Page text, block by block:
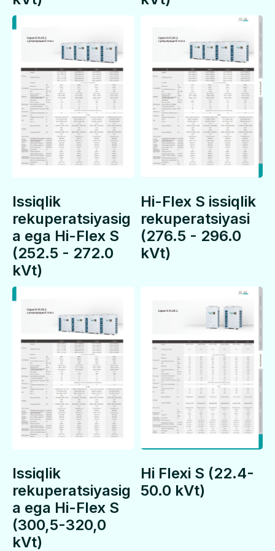
Issiqlik
rekuperatsiyasig
a ega Hi-Flex S
(252.5 - 272.0
kVt)
Hi-Flex S issiqlik
rekuperatsiyasi
(276.5 - 296.0
kVt)
Issiqlik
rekuperatsiyasig
a ega Hi-Flex S
(300,5-320,0
kVt)
Hi Flexi S (22.4-
50.0 kVt)
+998
Bog'lanish
Bizning maqsadimiz - iqlim
keyingi o'rnatishda qaror
muammolari va vazifalarini
Sayt navigatsiyasi
Asosiy Katalog
Boshlanish
Mahsulotlar
Xizmatlar
Loyihalar
Taklif
Kiritish-tortish
qurilmalari (AHU)
VRF tizimlari
Chillerlar
Aksessuarlar
Boshlanish
Ma'lumot
Katalogni yuklash